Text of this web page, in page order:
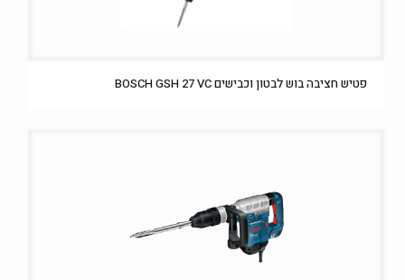
פטיש חציבה בוש לבטון וכבישים BOSCH GSH 27 VC